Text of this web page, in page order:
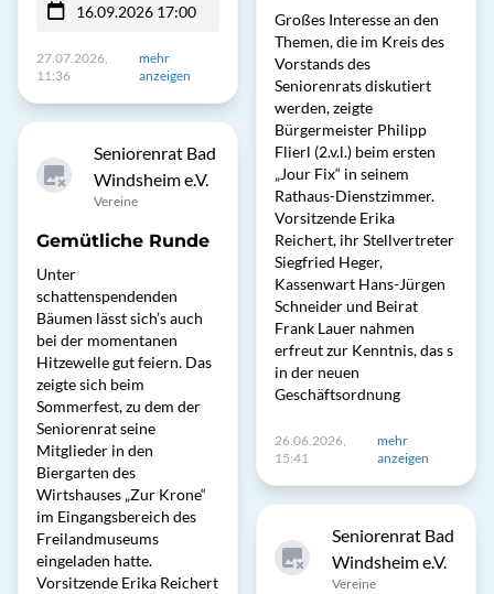
16.09.2026 17:00
27.07.2026,
11:36
mehr
anzeigen
Seniorenrat Bad
Windsheim e.V.
Vereine
Gemütliche Runde
Unter
schattenspendenden
Bäumen lässt sich’s auch
bei der momentanen
Hitzewelle gut feiern. Das
zeigte sich beim
Sommerfest, zu dem der
Seniorenrat seine
Mitglieder in den
Biergarten des
Wirtshauses „Zur Krone“
im Eingangsbereich des
Freilandmuseums
eingeladen hatte.
Vorsitzende Erika Reichert
Großes Interesse an den
Themen, die im Kreis des
Vorstands des
Seniorenrats diskutiert
werden, zeigte
Bürgermeister Philipp
Flierl (2.v.l.) beim ersten
„Jour Fix“ in seinem
Rathaus-Dienstzimmer.
Vorsitzende Erika
Reichert, ihr Stellvertreter
Siegfried Heger,
Kassenwart Hans-Jürgen
Schneider und Beirat
Frank Lauer nahmen
erfreut zur Kenntnis, das s
in der neuen
Geschäftsordnung
26.06.2026,
15:41
mehr
anzeigen
Seniorenrat Bad
Windsheim e.V.
Vereine